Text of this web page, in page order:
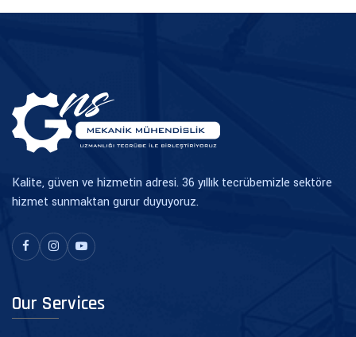
Kalite, güven ve hizmetin adresi. 36 yıllık tecrübemizle sektöre
hizmet sunmaktan gurur duyuyoruz.
Our Services